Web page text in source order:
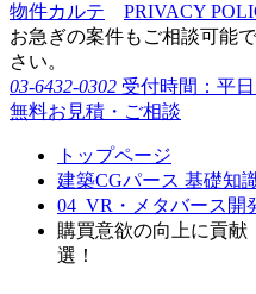
物件カルテ PRIVACY
お急ぎの案件もご相談可能
さい。
03-6432-0302 受付時間：平日
無料お見積・ご相談
トップページ
建築CGパース 基礎知
04_VR・メタバース開
購買意欲の向上に貢献
選！